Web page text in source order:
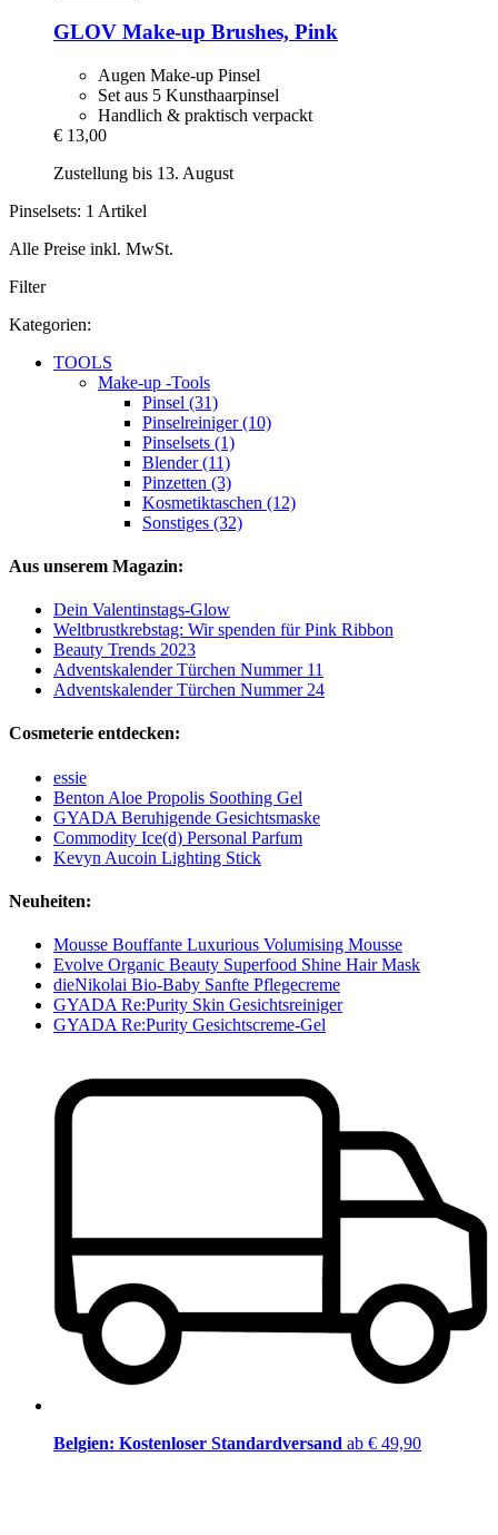
GLOV Make-​up Brushes, Pink
Augen Make-up Pinsel
Set aus 5 Kunsthaarpinsel
Handlich & praktisch verpackt
€ 13,00
Zustellung bis 13. August
Pinselsets: 1 Artikel
Alle Preise inkl. MwSt.
Filter
Kategorien:
TOOLS
Make-up -Tools
Pinsel (31)
Pinselreiniger (10)
Pinselsets (1)
Blender (11)
Pinzetten (3)
Kosmetiktaschen (12)
Sonstiges (32)
Aus unserem Magazin:
Dein Valentinstags-Glow
Weltbrustkrebstag: Wir spenden für Pink Ribbon
Beauty Trends 2023
Adventskalender Türchen Nummer 11
Adventskalender Türchen Nummer 24
Cosmeterie entdecken:
essie
Benton Aloe Propolis Soothing Gel
GYADA Beruhigende Gesichtsmaske
Commodity Ice(d) Personal Parfum
Kevyn Aucoin Lighting Stick
Neuheiten:
Mousse Bouffante Luxurious Volumising Mousse
Evolve Organic Beauty Superfood Shine Hair Mask
dieNikolai Bio-Baby Sanfte Pflegecreme
GYADA Re:Purity Skin Gesichtsreiniger
GYADA Re:Purity Gesichtscreme-Gel
Belgien: Kostenloser Standardversand ab € 49,90